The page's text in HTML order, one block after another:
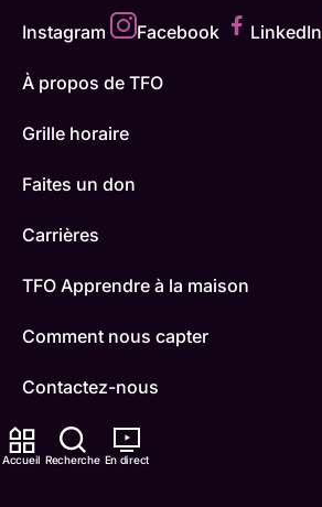
Accueil Recherche En direct
Instagram Facebook LinkedIn
À propos de TFO
Grille horaire
Faites un don
Carrières
TFO Apprendre à la maison
Comment nous capter
Contactez-nous
ONFR